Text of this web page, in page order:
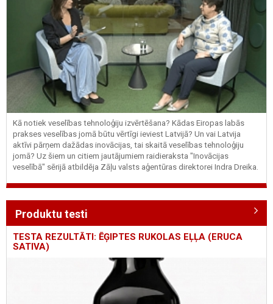
Kā notiek veselības tehnoloģiju izvērtēšana? Kādas Eiropas labās
prakses veselības jomā būtu vērtīgi ieviest Latvijā? Un vai Latvija
aktīvi pārņem dažādas inovācijas, tai skaitā veselības tehnoloģiju
jomā? Uz šiem un citiem jautājumiem raidieraksta "Inovācijas
veselībā" sērijā atbildēja Zāļu valsts aģentūras direktorei Indra Dreika.
Produktu testi
TESTA REZULTĀTI: ĒĢIPTES RUKOLAS EĻĻA (ERUCA
SATIVA)